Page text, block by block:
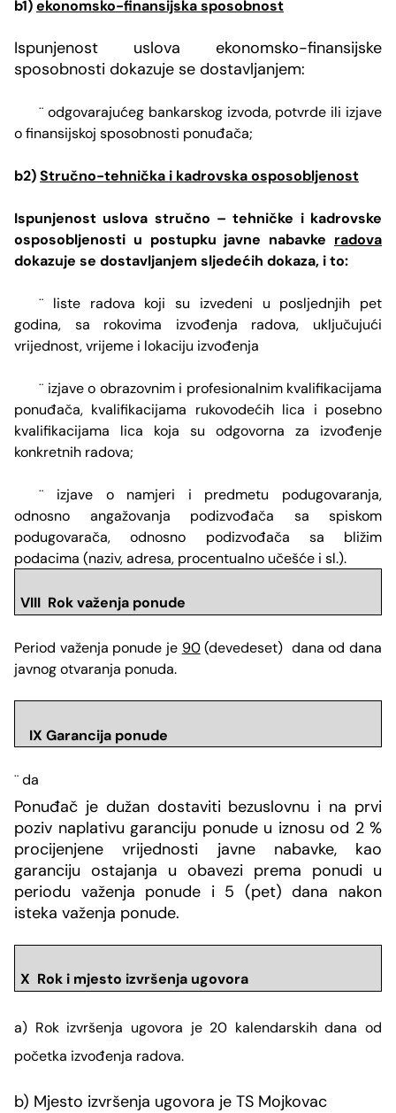
b1)ekonomsko-finansijska sposobnost
Ispunjenost uslova ekonomsko-finansijske
sposobnosti dokazuje se dostavljanjem:
¨ odgovarajućeg bankarskog izvoda, potvrde ili izjave
o finansijskoj sposobnosti ponuđača;
b2)Stručno-tehnička i kadrovska osposobljenost
Ispunjenost uslova stručno – tehničke i kadrovske
osposobljenosti u postupku javne nabavke radova
dokazuje se dostavljanjem sljedećih dokaza, i to:
¨
liste radova koji su izvedeni u posljednjih pet
godina, sa rokovima izvođenja radova, uključujući
vrijednost, vrijeme i lokaciju izvođenja
¨ izjave o obrazovnim i profesionalnim kvalifikacijama
ponuđača, kvalifikacijama rukovodećih lica i posebno
kvalifikacijama lica koja su odgovorna za izvođenje
konkretnih radova;
¨
izjave o namjeri i predmetu podugovaranja,
odnosno angažovanja podizvođača sa spiskom
podugovarača, odnosno podizvođača sa bližim
podacima (naziv, adresa, procentualno učešće i sl.).
VIII Rok važenja ponude
Period važenja ponude je 90 (devedeset) dana od dana
javnog otvaranja ponuda.
IX Garancija ponude
¨ da
Ponuđač je dužan dostaviti bezuslovnu i na prvi
poziv naplativu garanciju ponude u iznosu od 2 %
procijenjene vrijednosti javne nabavke, kao
garanciju ostajanja u obavezi prema ponudi u
periodu važenja ponude i 5 (pet) dana nakon
isteka važenja ponude.
X Rok i mjesto izvršenja ugovora
a) Rok izvršenja ugovora je 20 kalendarskih dana od
početka izvođenja radova.
b) Mjesto izvršenja ugovora je TS Mojkovac